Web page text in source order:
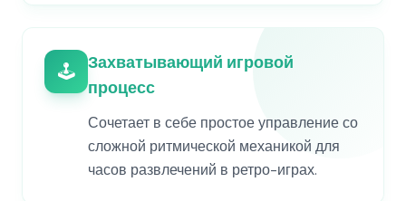
🕹️ Захватывающий игровой
процесс
Сочетает в себе простое управление со
сложной ритмической механикой для
часов развлечений в ретро-играх.